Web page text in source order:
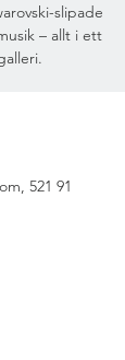
slipade
– allt i ett
521 91